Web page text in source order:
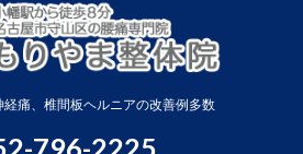
痛、椎間板ヘルニアの改善例多数
796-2225